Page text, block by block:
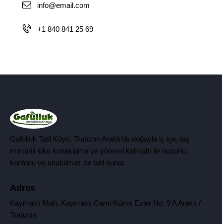
info@email.com
+1 840 841 25 69
Gafulluk Tatil Köyü, Trabzon Araklı’da doğayla iç içe, taş
mimarili lüks konaklama ve yöresel kahvaltı ile huzurlu,
konforlu ve unutulmaz bir tatil sunar.
Adres
Kaymaklı Mah. Kaymaklı Cami Küme Evler No: 9 A Araklı /
Trabzon